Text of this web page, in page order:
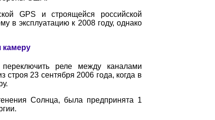
GPS и строящейся российской
в эксплуатацию к 2008 году, однако
камеру
реле между каналами
23 сентября 2006 года, когда в
Солнца, была предпринята 1